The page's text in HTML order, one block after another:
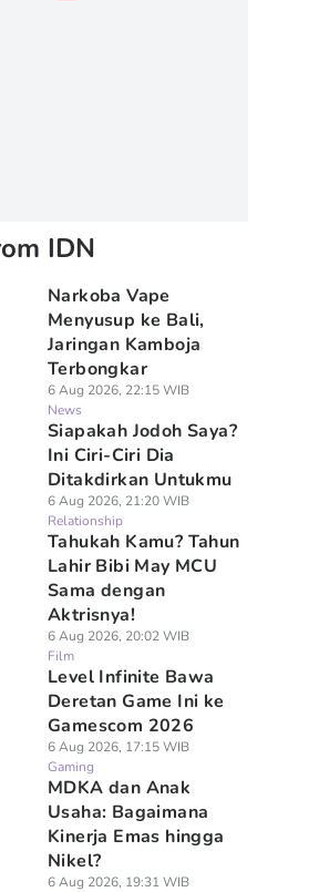
IDN
Narkoba Vape
Menyusup ke Bali,
Jaringan Kamboja
Terbongkar
6 Aug 2026, 22:15 WIB
News
Siapakah Jodoh Saya?
Ini Ciri-Ciri Dia
Ditakdirkan Untukmu
6 Aug 2026, 21:20 WIB
Relationship
Tahukah Kamu? Tahun
Lahir Bibi May MCU
Sama dengan
Aktrisnya!
6 Aug 2026, 20:02 WIB
Film
Level Infinite Bawa
Deretan Game Ini ke
Gamescom 2026
6 Aug 2026, 17:15 WIB
Gaming
MDKA dan Anak
Usaha: Bagaimana
Kinerja Emas hingga
Nikel?
6 Aug 2026, 19:31 WIB